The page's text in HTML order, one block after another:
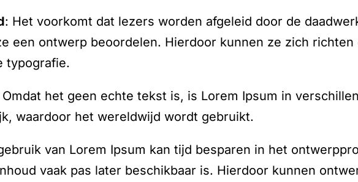
: Het voorkomt dat lezers worden afgeleid door de
een ontwerp beoordelen. Hierdoor kunnen ze zich richten
typografie.
Omdat het geen echte tekst is, is Lorem Ipsum in
waardoor het wereldwijd wordt gebruikt.
van Lorem Ipsum kan tijd besparen in het
vaak pas later beschikbaar is. Hierdoor kunnen